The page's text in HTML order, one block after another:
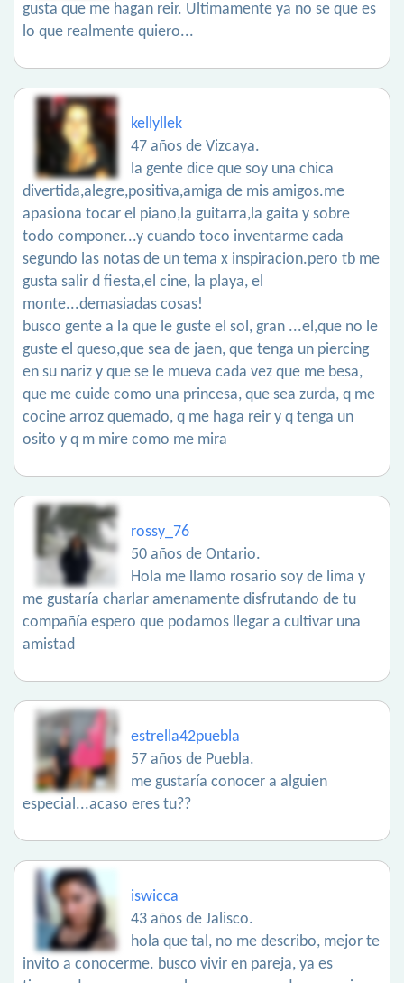
gusta que me hagan reir. Ultimamente ya no se que es
lo que realmente quiero...
kellyllek
47 años de Vizcaya.
la gente dice que soy una chica
divertida,alegre,positiva,amiga de mis amigos.me
apasiona tocar el piano,la guitarra,la gaita y sobre
todo componer...y cuando toco inventarme cada
segundo las notas de un tema x inspiracion.pero tb me
gusta salir d fiesta,el cine, la playa, el
monte...demasiadas cosas!
busco gente a la que le guste el sol, gran ...el,que no le
guste el queso,que sea de jaen, que tenga un piercing
en su nariz y que se le mueva cada vez que me besa,
que me cuide como una princesa, que sea zurda, q me
cocine arroz quemado, q me haga reir y q tenga un
osito y q m mire como me mira
rossy_76
50 años de Ontario.
Hola me llamo rosario soy de lima y
me gustaría charlar amenamente disfrutando de tu
compañía espero que podamos llegar a cultivar una
amistad
estrella42puebla
57 años de Puebla.
me gustaría conocer a alguien
especial...acaso eres tu??
iswicca
43 años de Jalisco.
hola que tal, no me describo, mejor te
invito a conocerme. busco vivir en pareja, ya es